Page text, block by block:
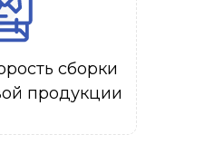
сборки
продукции